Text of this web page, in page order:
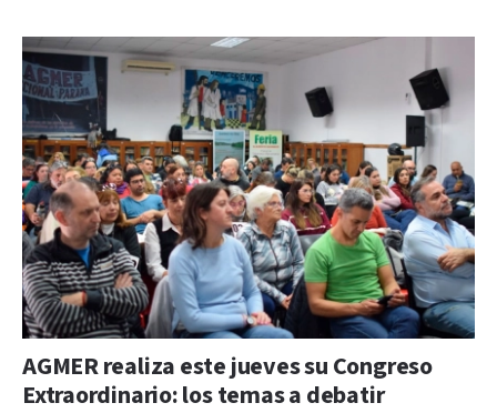
AGMER realiza este jueves su Congreso
Extraordinario: los temas a debatir